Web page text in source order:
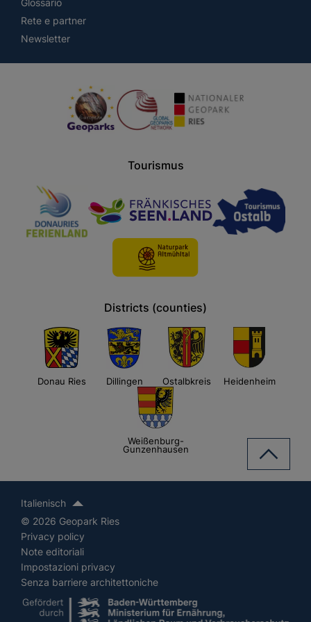
Rete e partner
Newsletter
Tourismus
Districts (counties)
Donau Ries Dillingen Ostalbkreis Heidenheim
Weißenburg-
Gunzenhausen
Italienisch
© 2026 Geopark Ries
Privacy policy
Note editoriali
Impostazioni privacy
Senza barriere architettoniche